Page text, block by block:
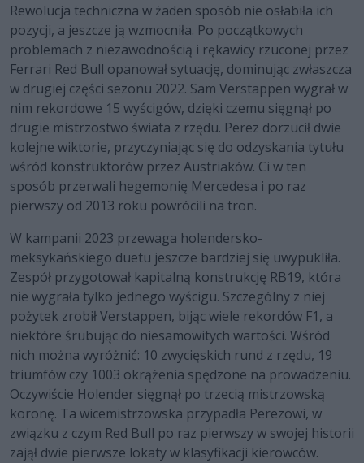
Rewolucja techniczna w żaden sposób nie osłabiła ich
pozycji, a jeszcze ją wzmocniła. Po początkowych
problemach z niezawodnością i rękawicy rzuconej przez
Ferrari Red Bull opanował sytuację, dominując zwłaszcza
w drugiej części sezonu 2022. Sam Verstappen wygrał w
nim rekordowe 15 wyścigów, dzięki czemu sięgnął po
drugie mistrzostwo świata z rzędu. Perez dorzucił dwie
kolejne wiktorie, przyczyniając się do odzyskania tytułu
wśród konstruktorów przez Austriaków. Ci w ten
sposób przerwali hegemonię Mercedesa i po raz
pierwszy od 2013 roku powrócili na tron.
W kampanii 2023 przewaga holendersko-
meksykańskiego duetu jeszcze bardziej się uwypukliła.
Zespół przygotował kapitalną konstrukcję RB19, która
nie wygrała tylko jednego wyścigu. Szczególny z niej
pożytek zrobił Verstappen, bijąc wiele rekordów F1, a
niektóre śrubując do niesamowitych wartości. Wśród
nich można wyróżnić: 10 zwycięskich rund z rzędu, 19
triumfów czy 1003 okrążenia spędzone na prowadzeniu.
Oczywiście Holender sięgnął po trzecią mistrzowską
koronę. Ta wicemistrzowska przypadła Perezowi, w
związku z czym Red Bull po raz pierwszy w swojej historii
zajął dwie pierwsze lokaty w klasyfikacji kierowców.